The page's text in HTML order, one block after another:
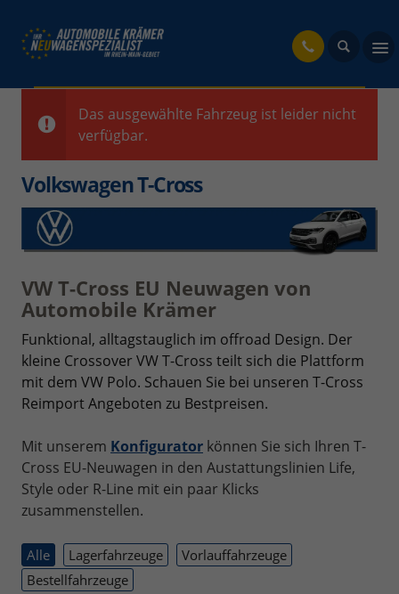
Das ausgewählte Fahrzeug ist leider nicht
verfügbar.
Volkswagen T-Cross
VW T-Cross EU Neuwagen von
Automobile Krämer
Funktional, alltagstauglich im offroad Design. Der
kleine Crossover VW T-Cross teilt sich die Plattform
mit dem VW Polo. Schauen Sie bei unseren T-Cross
Reimport Angeboten zu Bestpreisen.
Mit unserem Konfigurator können Sie sich Ihren T-
Cross EU-Neuwagen in den Austattungslinien Life,
Style oder R-Line mit ein paar Klicks
zusammenstellen.
Alle Lagerfahrzeuge
Vorlauffahrzeuge
Bestellfahrzeuge